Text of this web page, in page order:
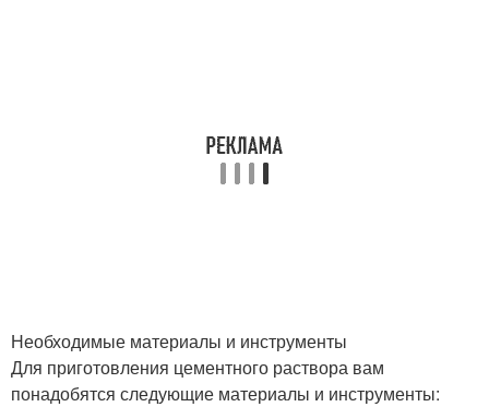
Необходимые материалы и инструменты
Для приготовления цементного раствора вам
понадобятся следующие материалы и инструменты: